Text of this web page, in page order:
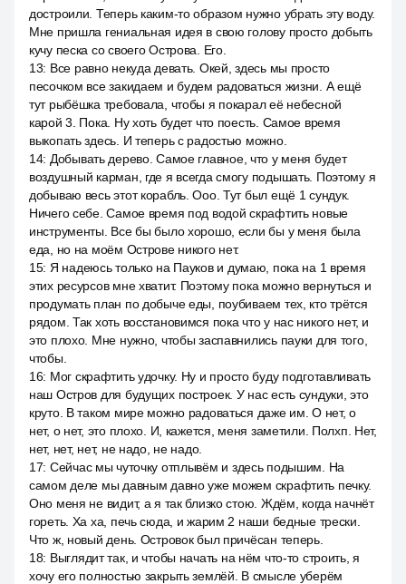
достроили. Теперь каким-то образом нужно убрать эту воду.
Мне пришла гениальная идея в свою голову просто добыть
кучу песка со своего Острова. Его.
13: Все равно некуда девать. Окей, здесь мы просто
песочком все закидаем и будем радоваться жизни. А ещё
тут рыбёшка требовала, чтобы я покарал её небесной
карой 3. Пока. Ну хоть будет что поесть. Самое время
выкопать здесь. И теперь с радостью можно.
14: Добывать дерево. Самое главное, что у меня будет
воздушный карман, где я всегда смогу подышать. Поэтому я
добываю весь этот корабль. Ооо. Тут был ещё 1 сундук.
Ничего себе. Самое время под водой скрафтить новые
инструменты. Все бы было хорошо, если бы у меня была
еда, но на моём Острове никого нет.
15: Я надеюсь только на Пауков и думаю, пока на 1 время
этих ресурсов мне хватит. Поэтому пока можно вернуться и
продумать план по добыче еды, поубиваем тех, кто трётся
рядом. Так хоть восстановимся пока что у нас никого нет, и
это плохо. Мне нужно, чтобы заспавнились пауки для того,
чтобы.
16: Мог скрафтить удочку. Ну и просто буду подготавливать
наш Остров для будущих построек. У нас есть сундуки, это
круто. В таком мире можно радоваться даже им. О нет, о
нет, о нет, это плохо. И, кажется, меня заметили. Полхп. Нет,
нет, нет, нет, не надо, не надо.
17: Сейчас мы чуточку отплывём и здесь подышим. На
самом деле мы давным давно уже можем скрафтить печку.
Оно меня не видит, а я так близко стою. Ждём, когда начнёт
гореть. Ха ха, печь сюда, и жарим 2 наши бедные трески.
Что ж, новый день. Островок был причёсан теперь.
18: Выглядит так, и чтобы начать на нём что-то строить, я
хочу его полностью закрыть землёй. В смысле уберём